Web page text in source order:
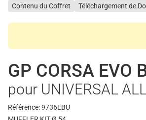
Contenu du Coffret
Téléchargement de
GP CORSA EVO
pour UNIVERSAL
Référence: 9736EBU